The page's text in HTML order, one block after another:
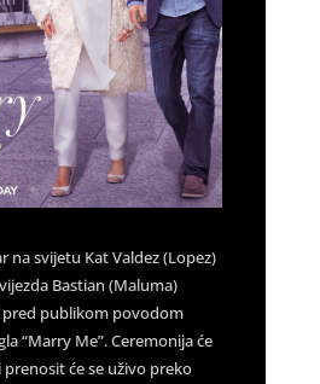
na svijetu Kat Valdez (Lopez)
Bastian (Maluma)
pred publikom povodom
“Marry Me”. Ceremonija će
će se uživo preko